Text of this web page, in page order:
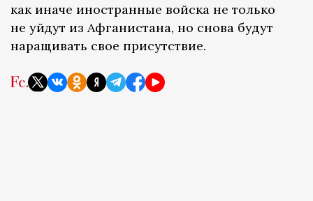
как иначе иностранные войска не только
не уйдут из Афганистана, но снова будут
наращивать свое присутствие.